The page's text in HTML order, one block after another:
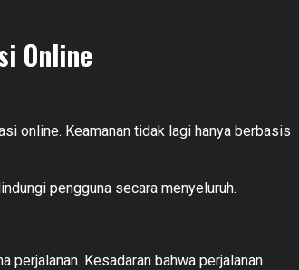
Online
online. Keamanan tidak lagi hanya berbasis
pengguna secara menyeluruh.
perjalanan. Kesadaran bahwa perjalanan